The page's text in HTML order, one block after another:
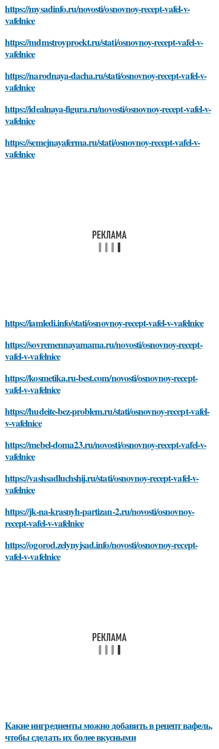
https://mysadinfo.ru/novosti/osnovnoy-recept-vafel-v-
vafelnice
https://mdmstroyproekt.ru/stati/osnovnoy-recept-vafel-v-
vafelnice
https://narodnaya-dacha.ru/stati/osnovnoy-recept-vafel-v-
vafelnice
https://idealnaya-figura.ru/novosti/osnovnoy-recept-vafel-v-
vafelnice
https://semejnayaferma.ru/stati/osnovnoy-recept-vafel-v-
vafelnice
https://iamledi.info/stati/osnovnoy-recept-vafel-v-vafelnice
https://sovremennayamama.ru/novosti/osnovnoy-recept-
vafel-v-vafelnice
https://kosmetika.ru-best.com/novosti/osnovnoy-recept-
vafel-v-vafelnice
https://hudeite-bez-problem.ru/stati/osnovnoy-recept-vafel-
v-vafelnice
https://mebel-doma23.ru/novosti/osnovnoy-recept-vafel-v-
vafelnice
https://vashsadluchshij.ru/stati/osnovnoy-recept-vafel-v-
vafelnice
https://jk-na-krasnyh-partizan-2.ru/novosti/osnovnoy-
recept-vafel-v-vafelnice
https://ogorod.zelynyjsad.info/novosti/osnovnoy-recept-
vafel-v-vafelnice
Какие ингредиенты можно добавить в рецепт вафель,
чтобы сделать их более вкусными